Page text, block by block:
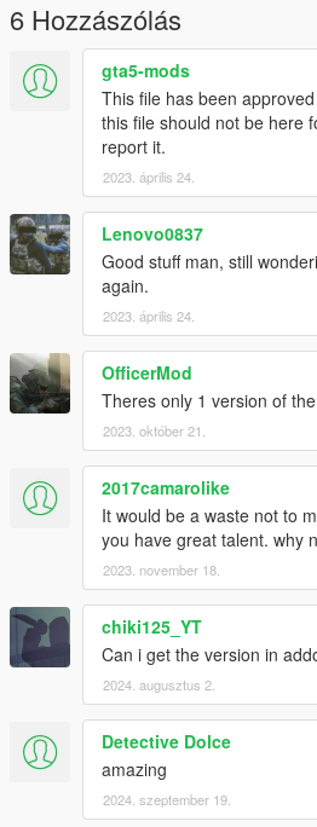
6 Hozzászólás
gta5-mods
This file has been
this file should not be here
report it.
2023. április 24.
Lenovo0837
Good stuff man, still
again.
2023. április 24.
OfficerMod
Theres only 1 version of
2023. október 21.
2017camarolike
It would be a waste not to
you have great talent. why
2023. november 18.
chiki125_YT
Can i get the version in
2024. augusztus 2.
Detective Dolce
amazing
2024. szeptember 19.